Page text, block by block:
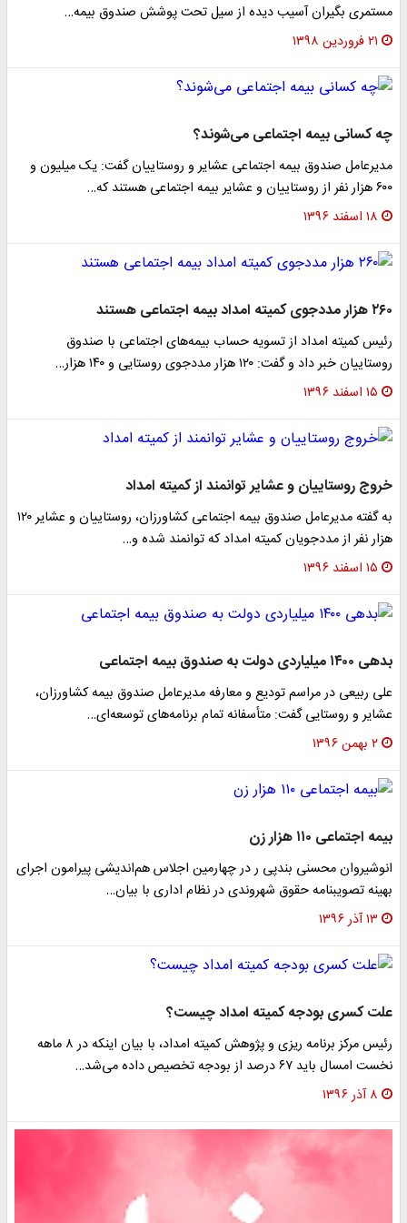
مستمری بگیران آسیب دیده از سیل تحت پوشش صندوق بیمه…
۲۱ فروردین ۱۳۹۸
چه کسانی بیمه اجتماعی می‌شوند؟
مدیرعامل صندوق بیمه اجتماعی عشایر و روستاییان گفت: یک میلیون و
۶۰۰ هزار نفر از روستاییان و عشایر بیمه اجتماعی هستند که…
۱۸ اسفند ۱۳۹۶
۲۶۰ هزار مددجوی کمیته امداد بیمه اجتماعی هستند
رئیس کمیته امداد از تسویه حساب بیمه‌های اجتماعی با صندوق
روستاییان خبر داد و گفت: ۱۲۰ هزار مددجوی روستایی و ۱۴۰ هزار…
۱۵ اسفند ۱۳۹۶
خروج روستاییان و عشایر توانمند از کمیته امداد
به گفته مدیرعامل صندوق بیمه اجتماعی کشاورزان، روستاییان و عشایر ۱۲۰
هزار نفر از مددجویان کمیته امداد که توانمند شده و…
۱۵ اسفند ۱۳۹۶
بدهی ۱۴۰۰ میلیاردی دولت به صندوق بیمه اجتماعی
علی ربیعی در مراسم تودیع و معارفه مدیرعامل صندوق بیمه کشاورزان،
عشایر و روستایی گفت: متأسفانه تمام برنامه‌های توسعه‌ای…
۲ بهمن ۱۳۹۶
بیمه اجتماعی ۱۱۰ هزار زن
انوشیروان محسنی بندپی ر در چهارمین اجلاس هم‌اندیشی پیرامون اجرای
بهینه تصویبنامه حقوق شهروندی در نظام اداری با بیان…
۱۳ آذر ۱۳۹۶
علت کسری بودجه کمیته امداد چیست؟
رئیس مرکز برنامه ریزی و پژوهش کمیته امداد، با بیان اینکه در ۸ ماهه
نخست امسال باید ۶۷ درصد از بودجه تخصیص داده می‌شد…
۸ آذر ۱۳۹۶